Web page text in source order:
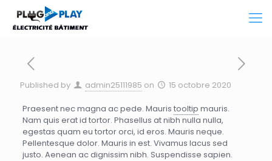
Published by admin25111985 on 15 octobre 2020
Praesent nec magna ac pede. Mauris tooltip mauris.
Nam quis erat id tortor. Phasellus at nibh nulla nulla,
egestas quam eu tortor orci, id eros. Mauris neque.
Pellentesque dolor. Mauris in est. Vivamus lacus sed
justo. Aenean ac dignissim nibh. Suspendisse sapien.